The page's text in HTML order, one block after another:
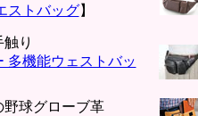
ストバッグ】
り
多機能ウェストバッ
野球グローブ革